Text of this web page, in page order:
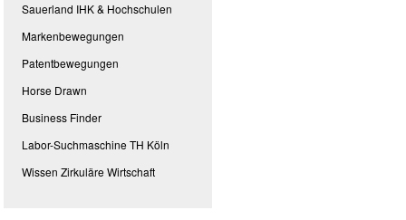
Sauerland IHK & Hochschulen
Markenbewegungen
Patentbewegungen
Horse Drawn
Business Finder
Labor-Suchmaschine TH Köln
Wissen Zirkuläre Wirtschaft